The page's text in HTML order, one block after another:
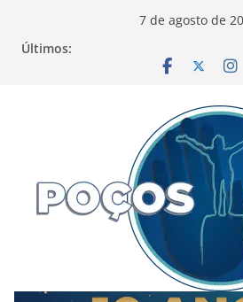
7 de agosto de
Últimos: